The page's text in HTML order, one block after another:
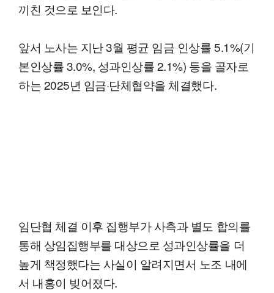
끼친 것으로 보인다.
앞서 노사는 지난 3월 평균 임금 인상률 5.1%(기
본인상률 3.0%, 성과인상률 2.1%) 등을 골자로
하는 2025년 임금·단체협약을 체결했다.
임단협 체결 이후 집행부가 사측과 별도 합의를
통해 상임집행부를 대상으로 성과인상률을 더
높게 책정했다는 사실이 알려지면서 노조 내에
서 내홍이 빚어졌다.